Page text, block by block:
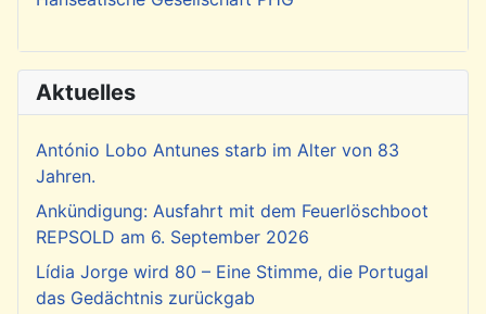
Aktuelles
António Lobo Antunes starb im Alter von 83
Jahren.
Ankündigung: Ausfahrt mit dem Feuerlöschboot
REPSOLD am 6. September 2026
Lídia Jorge wird 80 – Eine Stimme, die Portugal
das Gedächtnis zurückgab